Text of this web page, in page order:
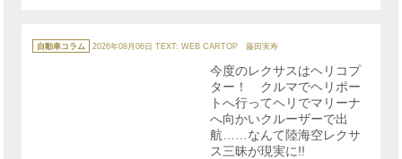
テ
ゴ
自動車コラム 2026年08月06日 TEXT: WEB CARTOP 藤田実寿
今度のレクサスはヘリコプ
ター！ クルマでヘリポー
トへ行ってヘリでマリーナ
へ向かいクルーザーで出
航……なんて陸海空レクサ
ス三昧が現実に!!